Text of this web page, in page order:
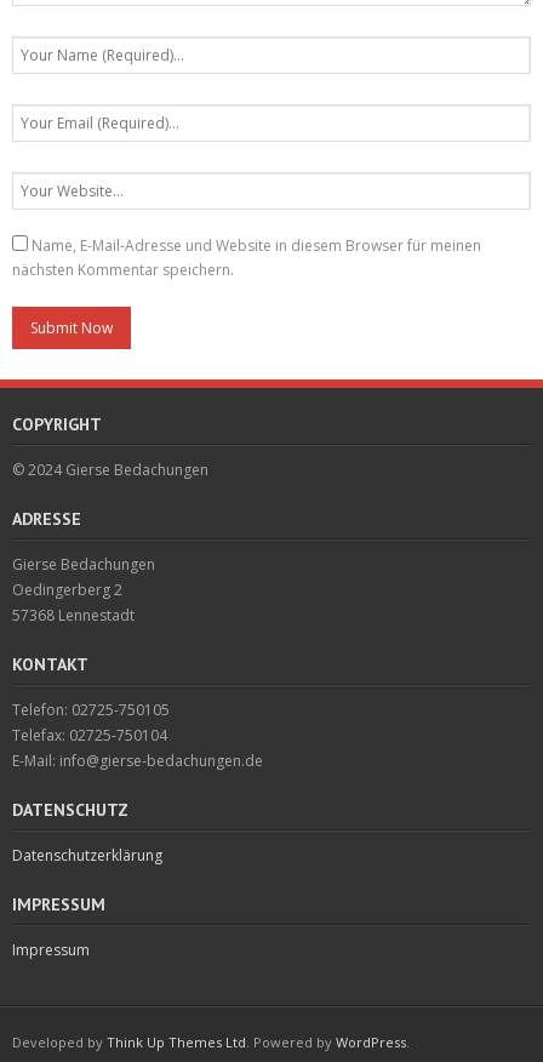
Name, E-Mail-Adresse und Website in diesem Browser für meinen
nächsten Kommentar speichern.
COPYRIGHT
© 2024 Gierse Bedachungen
ADRESSE
Gierse Bedachungen
Oedingerberg 2
57368 Lennestadt
KONTAKT
Telefon: 02725-750105
Telefax: 02725-750104
E-Mail: info@gierse-bedachungen.de
DATENSCHUTZ
Datenschutzerklärung
IMPRESSUM
Impressum
Developed by Think Up Themes Ltd . Powered by WordPress